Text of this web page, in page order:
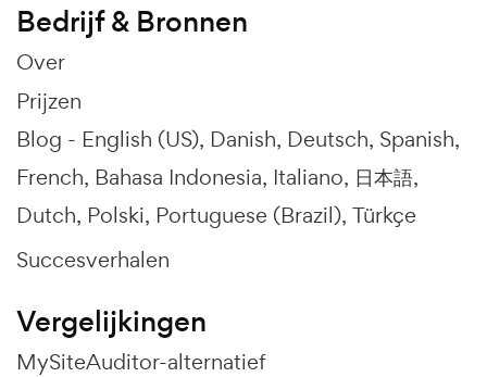
Bedrijf & Bronnen
Over
Prijzen
Blog - English (US) Danish Deutsch Spanish
French Bahasa Indonesia Italiano 日本語
Dutch Polski Portuguese (Brazil) Türkçe
Succesverhalen
Vergelijkingen
MySiteAuditor-alternatief